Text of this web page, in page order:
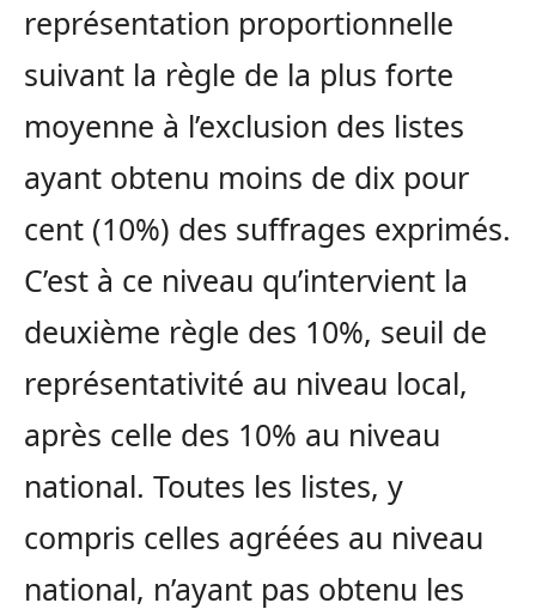
représentation proportionnelle
suivant la règle de la plus forte
moyenne à l’exclusion des listes
ayant obtenu moins de dix pour
cent (10%) des suffrages exprimés.
C’est à ce niveau qu’intervient la
deuxième règle des 10%, seuil de
représentativité au niveau local,
après celle des 10% au niveau
national. Toutes les listes, y
compris celles agréées au niveau
national, n’ayant pas obtenu les